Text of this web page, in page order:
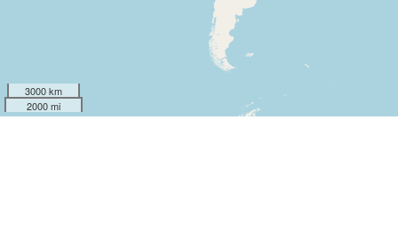
3000 km
2000 mi